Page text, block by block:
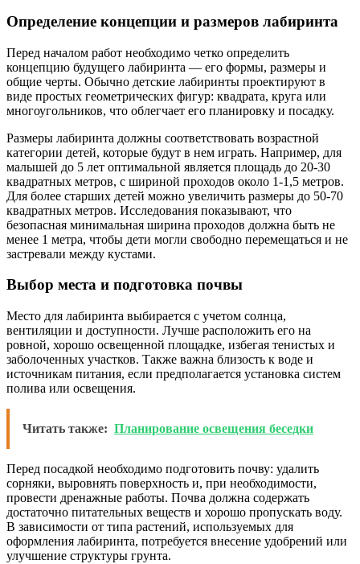
Определение концепции и размеров лабиринта
Перед началом работ необходимо четко определить
концепцию будущего лабиринта — его формы, размеры и
общие черты. Обычно детские лабиринты проектируют в
виде простых геометрических фигур: квадрата, круга или
многоугольников, что облегчает его планировку и посадку.
Размеры лабиринта должны соответствовать возрастной
категории детей, которые будут в нем играть. Например, для
малышей до 5 лет оптимальной является площадь до 20-30
квадратных метров, с шириной проходов около 1-1,5 метров.
Для более старших детей можно увеличить размеры до 50-70
квадратных метров. Исследования показывают, что
безопасная минимальная ширина проходов должна быть не
менее 1 метра, чтобы дети могли свободно перемещаться и не
застревали между кустами.
Выбор места и подготовка почвы
Место для лабиринта выбирается с учетом солнца,
вентиляции и доступности. Лучше расположить его на
ровной, хорошо освещенной площадке, избегая тенистых и
заболоченных участков. Также важна близость к воде и
источникам питания, если предполагается установка систем
полива или освещения.
Читать также: Планирование освещения беседки
Перед посадкой необходимо подготовить почву: удалить
сорняки, выровнять поверхность и, при необходимости,
провести дренажные работы. Почва должна содержать
достаточно питательных веществ и хорошо пропускать воду.
В зависимости от типа растений, используемых для
оформления лабиринта, потребуется внесение удобрений или
улучшение структуры грунта.